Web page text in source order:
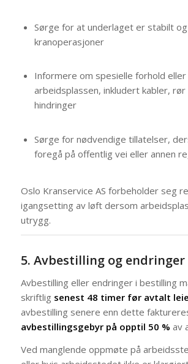
Sørge for at underlaget er stabilt
kranoperasjoner
Informere om spesielle forhold
arbeidsplassen, inkludert kabler,
hindringer
Sørge for nødvendige tillatelser,
foregå på offentlig vei eller annen
Oslo Kranservice AS forbeholder seg
igangsetting av løft dersom
utrygg.
5. Avbestilling og endringer
Avbestilling eller endringer i bestilling
skriftlig senest 48 timer før avtalt
avbestilling senere enn dette
avbestillingsgebyr på opptil 50 % av
Ved manglende oppmøte på